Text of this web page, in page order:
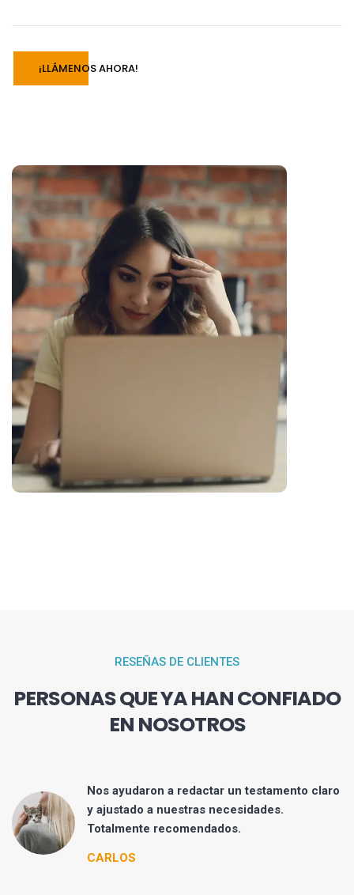
¡LLÁMENOS AHORA!
RESEÑAS DE CLIENTES
PERSONAS QUE YA HAN CONFIADO
EN NOSOTROS
Nos ayudaron a redactar un testamento claro
y ajustado a nuestras necesidades.
Totalmente recomendados.
CARLOS